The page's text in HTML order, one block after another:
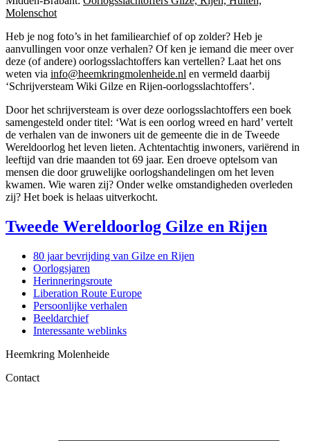
Molenschot
Heb je nog foto’s in het familiearchief of op zolder? Heb je
aanvullingen voor onze verhalen? Of ken je iemand die meer over
deze (of andere) oorlogsslachtoffers kan vertellen? Laat het ons
weten via info@heemkringmolenheide.nl en vermeld daarbij
‘Schrijversteam Wiki Gilze en Rijen-oorlogsslachtoffers’.
Door het schrijversteam is over deze oorlogsslachtoffers een boek
samengesteld onder titel: ‘Wat is een oorlog wreed en hard’ vertelt
de verhalen van de inwoners uit de gemeente die in de Tweede
Wereldoorlog het leven lieten. Achtentachtig inwoners, variërend in
leeftijd van drie maanden tot 69 jaar. Een droeve optelsom van
mensen die door gruwelijke oorlogshandelingen om het leven
kwamen. Wie waren zij? Onder welke omstandigheden overleden
zij? Het boek is helaas uitverkocht.
Tweede Wereldoorlog Gilze en Rijen
80 jaar bevrijding van Gilze en Rijen
Oorlogsjaren
Herinneringsroute
Liberation Route Europe
Persoonlijke verhalen
Beeldarchief
Interessante weblinks
Heemkring Molenheide
Contact